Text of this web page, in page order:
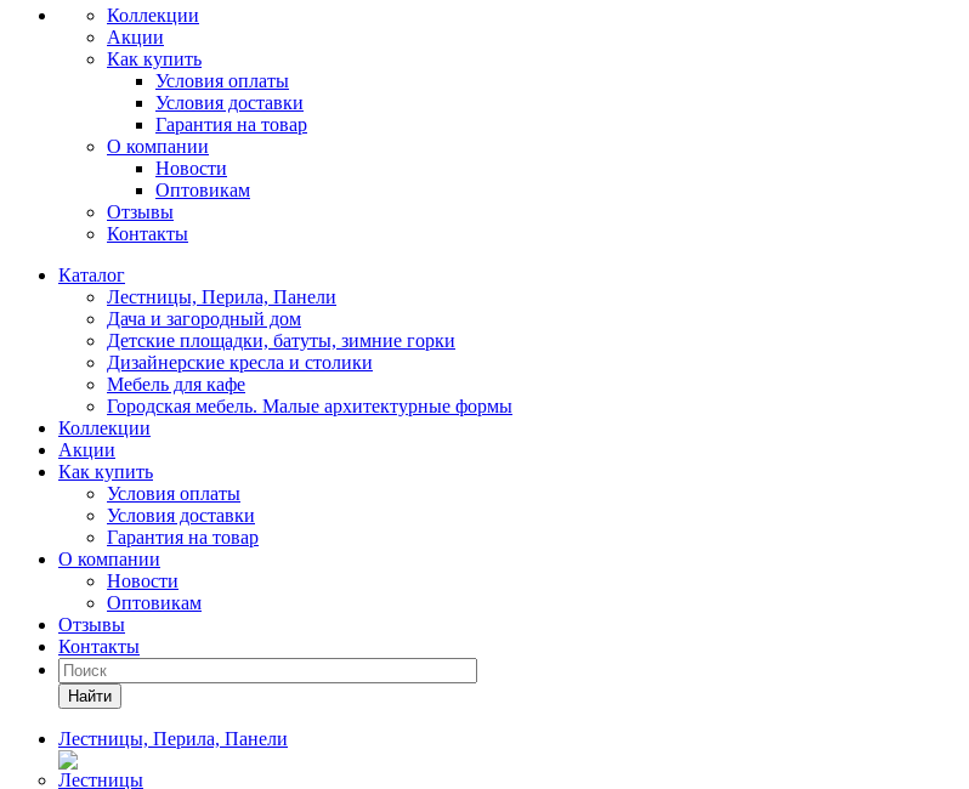
Коллекции
Акции
Как купить
Условия оплаты
Условия доставки
Гарантия на товар
О компании
Новости
Оптовикам
Отзывы
Контакты
Каталог
Лестницы, Перила, Панели
Дача и загородный дом
Детские площадки, батуты, зимние горки
Дизайнерские кресла и столики
Мебель для кафе
Городская мебель. Малые архитектурные формы
Коллекции
Акции
Как купить
Условия оплаты
Условия доставки
Гарантия на товар
О компании
Новости
Оптовикам
Отзывы
Контакты
Найти
Лестницы, Перила, Панели